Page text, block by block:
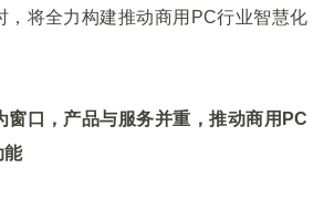
，将全力构建推动商用PC行业智慧化
窗口，产品与服务并重，推动商用PC
能